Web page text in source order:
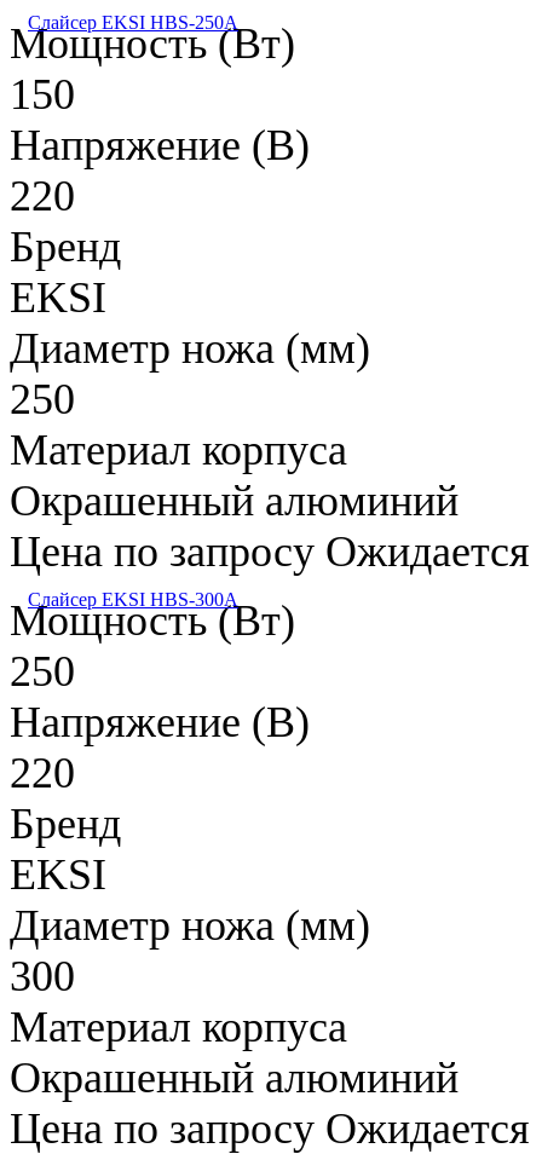
Слайсер EKSI HBS-250A
Мощность (Вт)
150
Напряжение (В)
220
Бренд
EKSI
Диаметр ножа (мм)
250
Материал корпуса
Окрашенный алюминий
Цена по запросу Ожидается
Слайсер EKSI HBS-300A
Мощность (Вт)
250
Напряжение (В)
220
Бренд
EKSI
Диаметр ножа (мм)
300
Материал корпуса
Окрашенный алюминий
Цена по запросу Ожидается